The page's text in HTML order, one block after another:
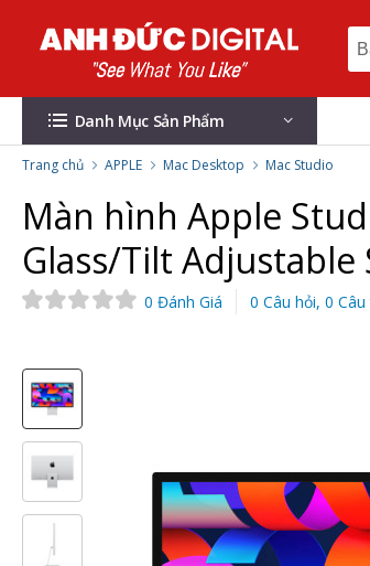
Danh Mục Sản Phẩm
Trang chủ APPLE Mac Desktop Mac Studio
Màn hình Apple
Glass/Tilt Adjustable
0 Đánh Giá 0 Câu hỏi, 0